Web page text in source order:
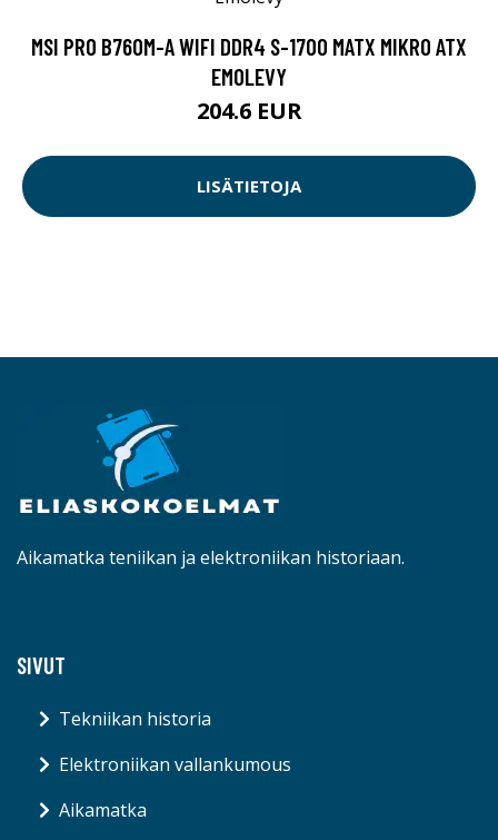
MSI PRO B760M-A WIFI DDR4 S-1700 MATX MIKRO ATX
EMOLEVY
204.6 EUR
LISÄTIETOJA
Aikamatka teniikan ja elektroniikan historiaan.
SIVUT
Tekniikan historia
Elektroniikan vallankumous
Aikamatka